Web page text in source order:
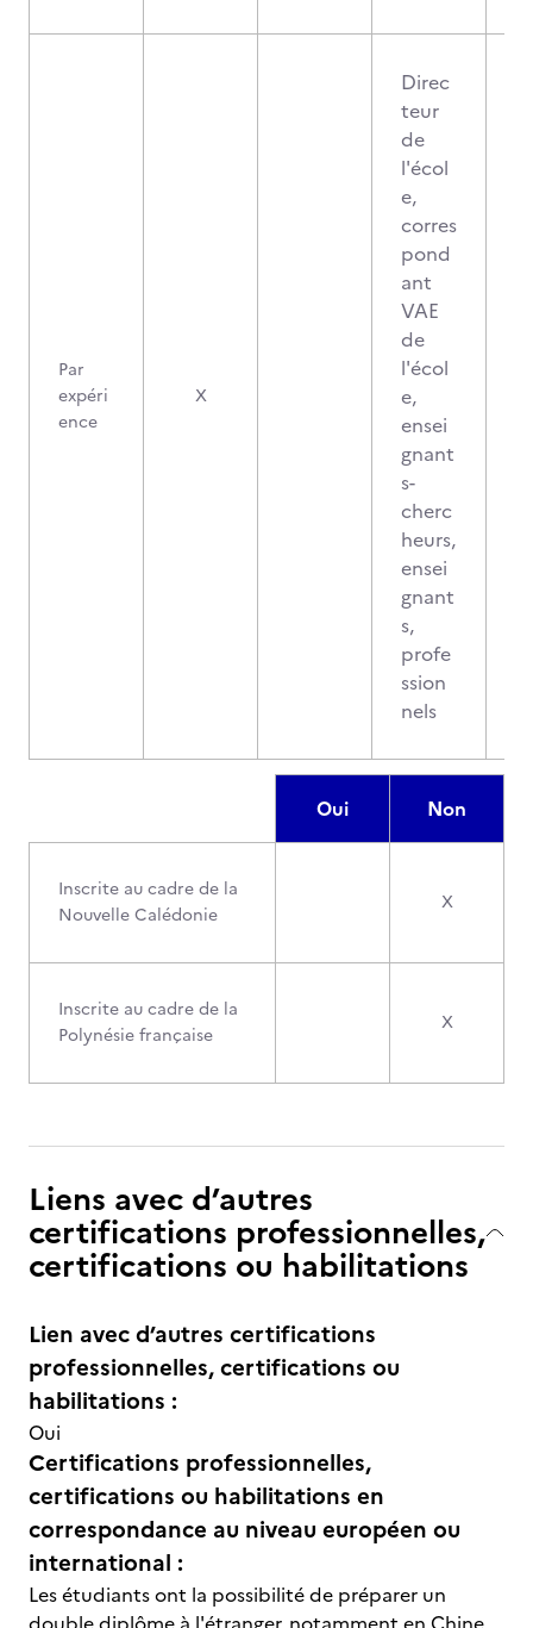
Par
expéri
ence
X
Direc
teur
de
l'écol
e,
corres
pond
ant
VAE
de
l'écol
e,
ensei
gnant
s-
cherc
heurs,
ensei
gnant
s,
profe
ssion
nels
Oui Non
Inscrite au cadre de la
Nouvelle Calédonie
X
Inscrite au cadre de la
Polynésie française
X
Liens avec d’autres
certifications professionnelles,
certifications ou habilitations
Lien avec d’autres certifications
professionnelles, certifications ou
habilitations :
Oui
Certifications professionnelles,
certifications ou habilitations en
correspondance au niveau européen ou
international :
Les étudiants ont la possibilité de préparer un